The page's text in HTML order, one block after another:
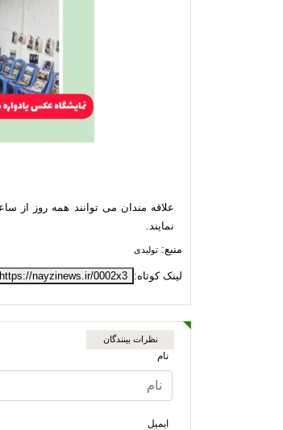
نمایند.
منبع: تولیدی
لینک کوتاه: https://nayzinews.ir/0002x3
نظرات بینندگان
نام
ایمیل